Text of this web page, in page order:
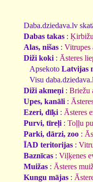
Daba.dziedava.lv
Dabas takas :
Alas, nišas : Vitrupes
Diži koki : Āsteres
Apsekoto Latvijas
Visu
Diži akmeņi : Briežu
Upes, kanāli :
Ezeri, dīķi : Āsteres
Purvi, tīreļi : Toļļu
Parki, dārzi, zoo :
ĪAD teritorijas :
Baznīcas : Viļķenes
Muižas : Āsteres
Kungu mājas :